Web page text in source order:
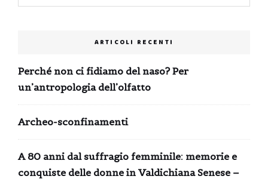
ARTICOLI RECENTI
Perché non ci fidiamo del naso? Per
un’antropologia dell’olfatto
Archeo-sconfinamenti
A 80 anni dal suffragio femminile: memorie e
conquiste delle donne in Valdichiana Senese –